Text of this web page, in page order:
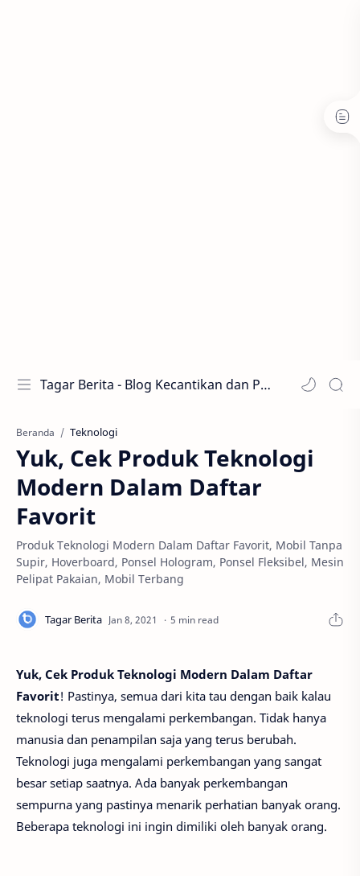
Tagar Berita - Blog Kecantikan dan Perawatan
Beranda Teknologi
Yuk, Cek Produk Teknologi
Modern Dalam Daftar
Favorit
Produk Teknologi Modern Dalam Daftar Favorit, Mobil Tanpa
Supir, Hoverboard, Ponsel Hologram, Ponsel Fleksibel, Mesin
Pelipat Pakaian, Mobil Terbang
5 min read
Yuk, Cek Produk Teknologi Modern Dalam Daftar
Favorit! Pastinya, semua dari kita tau dengan baik kalau
teknologi terus mengalami perkembangan. Tidak hanya
manusia dan penampilan saja yang terus berubah.
Teknologi juga mengalami perkembangan yang sangat
besar setiap saatnya. Ada banyak perkembangan
sempurna yang pastinya menarik perhatian banyak orang.
Beberapa teknologi ini ingin dimiliki oleh banyak orang.